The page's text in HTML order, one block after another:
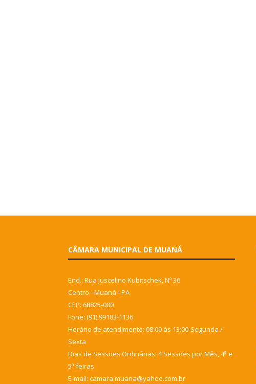
CÂMARA MUNICIPAL DE MUANÁ
End.: Rua Juscelino Kubitschek, Nº 36
Centro - Muaná - PA
CEP: 68825-000
Fone: (91) 99183-1136
Horário de atendimento: 08:00 às 13:00-Segunda /
Sexta
Dias de Sessões Ordinárias: 4 Sessões por Mês, 4ª e
5ª feiras
E-mail: camara.muana@yahoo.com.br